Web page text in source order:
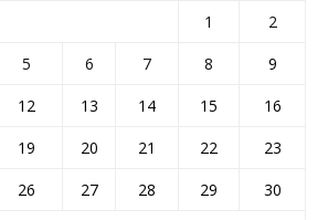
1
2
5 6 7 8
9
12 13 14 15
16
19 20 21 22
23
26 27 28 29
30